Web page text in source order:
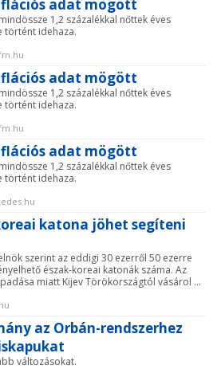
adat mögött
1,2 százalékkal nőttek éves
történt idehaza.
adat mögött
1,2 százalékkal nőttek éves
történt idehaza.
adat mögött
1,2 százalékkal nőttek éves
történt idehaza.
katona jöhet segíteni
szerint az eddigi 30 ezerről 50 ezerre
észak-koreai katonák száma. Az
miatt Kijev Törökországtól vásárol ...
az Orbán-rendszerhez
változásokat.